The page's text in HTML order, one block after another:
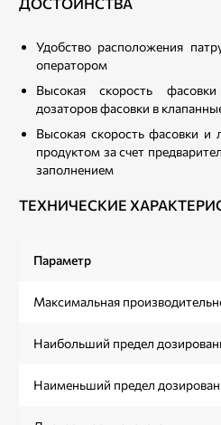
Удобство расположения
оператором
Высокая скорость
дозаторов фасовки в
Высокая скорость фасовки и
продуктом за счет
заполнением
ТЕХНИЧЕСКИЕ
Параметр
Максимальная
Наибольший предел
Наименьший предел